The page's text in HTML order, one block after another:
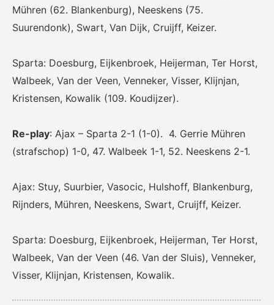
Eén Tweetje
De online community voor
Mühren (62. Blankenburg), Neeskens (75.
Suurendonk), Swart, Van Dijk, Cruijff, Keizer.
Sparta: Doesburg, Eijkenbroek, Heijerman, Ter Horst,
Walbeek, Van der Veen, Venneker, Visser, Klijnjan,
Kristensen, Kowalik (109. Koudijzer).
Re-play: Ajax – Sparta 2-1 (1-0). 4. Gerrie Mühren
(strafschop) 1-0, 47. Walbeek 1-1, 52. Neeskens 2-1.
Ajax: Stuy, Suurbier, Vasocic, Hulshoff, Blankenburg,
Rijnders, Mühren, Neeskens, Swart, Cruijff, Keizer.
Sparta: Doesburg, Eijkenbroek, Heijerman, Ter Horst,
Walbeek, Van der Veen (46. Van der Sluis), Venneker,
Visser, Klijnjan, Kristensen, Kowalik.